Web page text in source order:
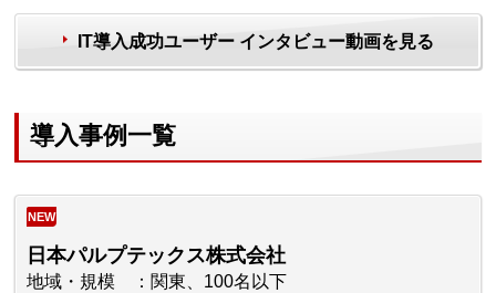
IT導入成功ユーザー インタビュー動画を見る
導入事例一覧
日本パルプテックス株式会社
地域・規模
関東、100名以下
NEW